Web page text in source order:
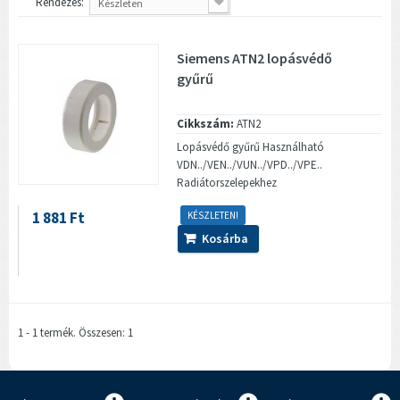
Készleten
Siemens ATN2 lopásvédő
gyűrű
Cikkszám: ATN2
Lopásvédő gyűrű Használható
VDN../VEN../VUN../VPD../VPE..
Radiátorszelepekhez
KÉSZLETEN!
1 881 Ft
Kosárba
1 - 1 termék. Összesen: 1